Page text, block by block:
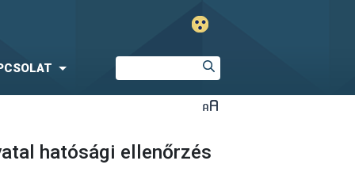
hatósági ellenőrzés